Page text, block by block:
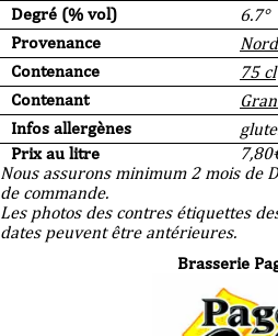
Degré (% vol)
6.7°
Provenance
Contenance
75 cl
Contenant
Infos allergènes
Prix au litre
7,80
Nous assurons minimum 2 mois de
de commande.
Les photos des contres étiquettes
dates peuvent être antérieures.
Brasserie